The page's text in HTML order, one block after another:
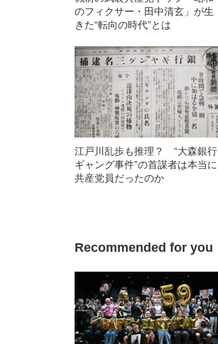
のフィクサー・田中清玄」が生
きた“転向の時代”とは
江戸川乱歩も推理？ “大森銀行
ギャング事件”の首謀者は本当に
共産党員だったのか
Recommended for you